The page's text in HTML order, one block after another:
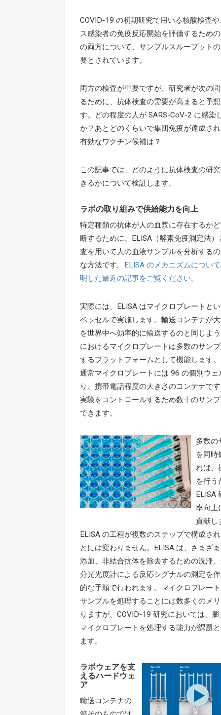
COVID-19 の初期研究で用いる核酸検査
ス感染者の免疫反応開始を評価するため
の両方について、サンプルスループット
要とされています。
両方の検査が重要ですが、研究者が次の
るために、抗体検査の需要が高まると予
す。どの程度の人が SARS-CoV-2 に感染
か？あとどのくらいで集団免疫が達成さ
有効なワクチン候補は？
この記事では、どのように抗体検査の研
きるかについて検証します。
ラボの取り組みで供給能力を向上
特定種類の抗体が人の血漿に存在するか
断するために、ELISA（酵素免疫測定法）
査を用いて人の血液サンプルを分析する
な方法です。 ELISA のメカニズムについ
明した最近の記事をご覧ください。
実際には、ELISA はマイクロプレートと
ベッセルで実施します。輸送コンテナが
を世界中へ効率的に輸送するのと同じよ
におけるマイクロプレートは多数のサン
するプラットフォームとして機能します
通常マイクロプレートには 96 の個別ウェ
り、携帯電話程度の大きさのコンテナで
実験をコントロールするため数十のサン
できます。
多数の
を同時
れば、
を行う
ELISA
率向上
貢献し
ELISA の工程が複数のステップで構成さ
とには変わりません。ELISA は、さまざ
添加、非結合抗体を除去するための洗浄
分光光度計による反応シグナルの測定を
的な手順で行われます。マイクロプレー
サンプルを処理することには数多くのメ
りますが、COVID-19 研究においては、
マイクロプレートを処理する能力が課題
ます。
ラボウェアを支
えるハードウェ
ア
輸送コンテナの